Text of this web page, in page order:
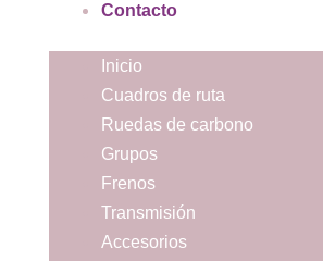
Contacto
Inicio
Cuadros de ruta
Ruedas de carbono
Grupos
Frenos
Transmisión
Accesorios